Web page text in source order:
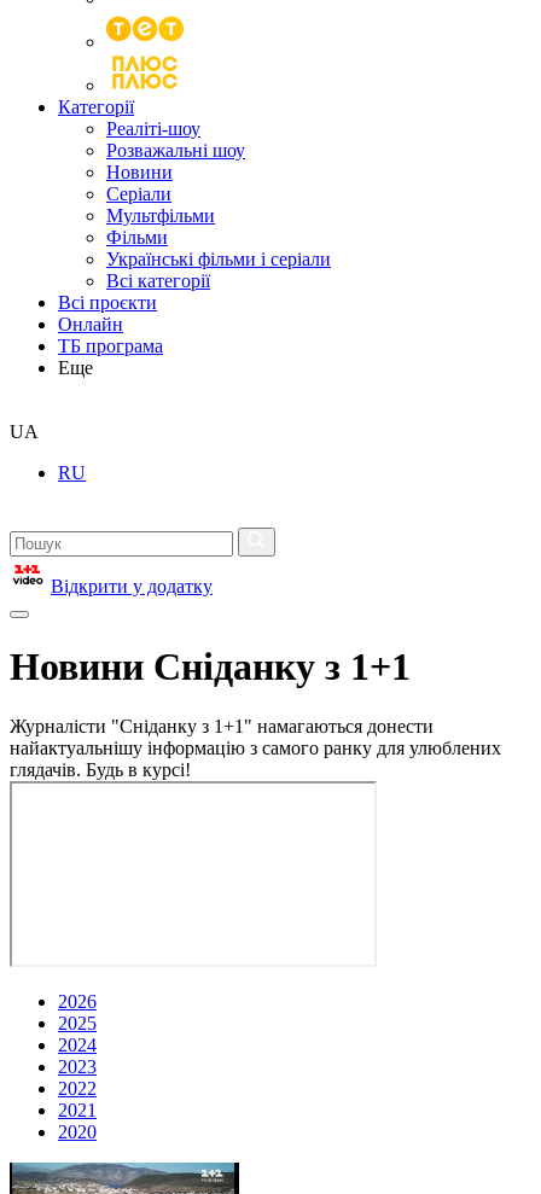
Категорії
Реаліті-шоу
Розважальні шоу
Новини
Серіали
Мультфільми
Фільми
Українські фільми і серіали
Всі категорії
Всі проєкти
Онлайн
ТБ програма
Еще
UA
RU
Відкрити у додатку
Новини Сніданку з 1+1
Журналісти "Сніданку з 1+1" намагаються донести
найактуальнішу інформацію з самого ранку для улюблених
глядачів. Будь в курсі!
2026
2025
2024
2023
2022
2021
2020